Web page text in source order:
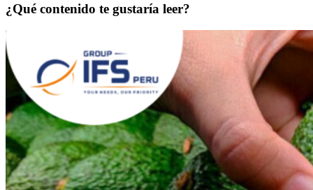
¿Qué contenido te gustaría leer?